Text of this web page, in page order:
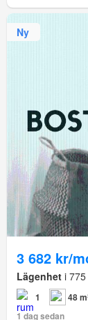
Ny
3 682 kr/
Lägenhet i
1
48
1 dag sedan